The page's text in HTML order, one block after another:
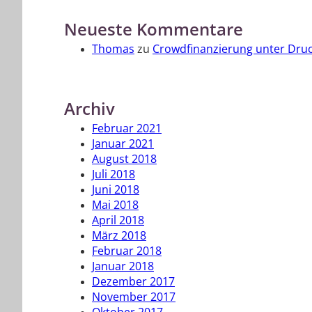
Neueste Kommentare
Thomas zu Crowdfinanzierung unter
Archiv
Februar 2021
Januar 2021
August 2018
Juli 2018
Juni 2018
Mai 2018
April 2018
März 2018
Februar 2018
Januar 2018
Dezember 2017
November 2017